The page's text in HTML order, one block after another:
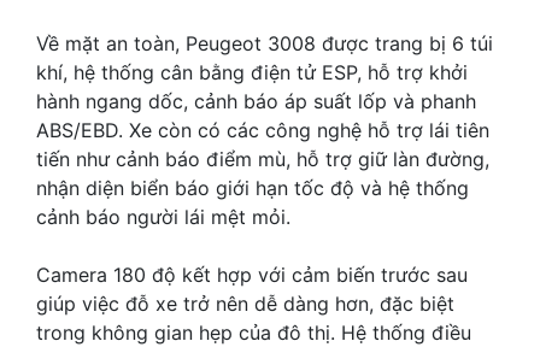
Về mặt an toàn, Peugeot 3008 được trang bị 6 túi
khí, hệ thống cân bằng điện tử ESP, hỗ trợ khởi
hành ngang dốc, cảnh báo áp suất lốp và phanh
ABS/EBD. Xe còn có các công nghệ hỗ trợ lái tiên
tiến như cảnh báo điểm mù, hỗ trợ giữ làn đường,
nhận diện biển báo giới hạn tốc độ và hệ thống
cảnh báo người lái mệt mỏi.
Camera 180 độ kết hợp với cảm biến trước sau
giúp việc đỗ xe trở nên dễ dàng hơn, đặc biệt
trong không gian hẹp của đô thị. Hệ thống điều